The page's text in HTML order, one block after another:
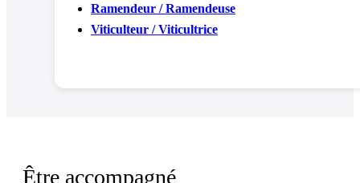
Ramendeur / Ramendeuse
Viticulteur / Viticultrice
Être accompagné